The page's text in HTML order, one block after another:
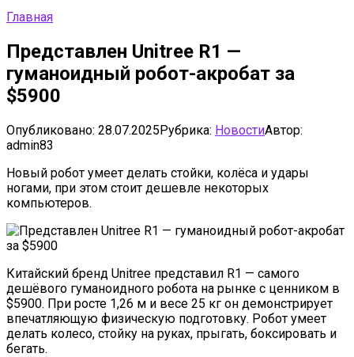
Главная
Представлен Unitree R1 —
гуманоидный робот-акробат за
$5900
Опубликовано: 28.07.2025Рубрика: НовостиАвтор:
admin83
Новый робот умеет делать стойки, колёса и удары
ногами, при этом стоит дешевле некоторых
компьютеров.
Китайский бренд Unitree представил R1 — самого
дешёвого гуманоидного робота на рынке с ценником в
$5900. При росте 1,26 м и весе 25 кг он демонстрирует
впечатляющую физическую подготовку. Робот умеет
делать колесо, стойку на руках, прыгать, боксировать и
бегать.